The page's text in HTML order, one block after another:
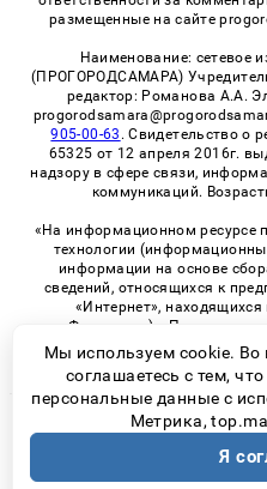
размещенные на сайте
Наименование: сетевое
(ПРОГОРОДСАМАРА)
редактор: Романова А.А.
905-00-63 . Свидетельство о
65325 от 12 апреля 2016г.
надзору в сфере связи,
коммуникаций.
«На информационном ресурсе
технологии
информации на основе
сведений, относящихся к
«Интернет»,
Федерации)». Правила
технологий в виджетах
© 2026
Возрастная
Политика
Мы используем cookie.
соглашаетесь с тем,
персональные данные с
Метрика,
Я